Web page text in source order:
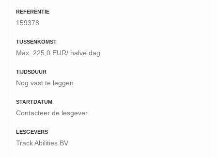
REFERENTIE
159378
TUSSENKOMST
Max. 225,0 EUR/ halve dag
TIJDSDUUR
Nog vast te leggen
STARTDATUM
Contacteer de lesgever
LESGEVERS
Track Abilities BV